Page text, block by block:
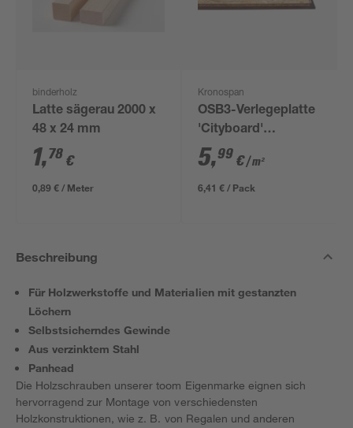
binderholz
Latte sägerau 2000 x
48 x 24 mm
1,78 €
0,89 € / Meter
Kronospan
OSB3-Verlegeplatte
'Cityboard'
ungeschliffen 1690 x
634 x 12 mm
5,99 €/ m²
6,41 € / Pack
Beschreibung
Für Holzwerkstoffe und Materialien mit gestanzten
Löchern
Selbstsicherndes Gewinde
Aus verzinktem Stahl
Panhead
Die Holzschrauben unserer toom Eigenmarke eignen sich
hervorragend zur Montage von verschiedensten
Holzkonstruktionen, wie z. B. von Regalen und anderen